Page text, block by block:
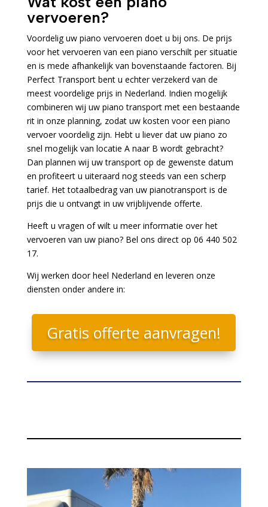
vervoeren?
Voordelig uw piano vervoeren doet u bij ons. De prijs
voor het vervoeren van een piano verschilt per situatie
en is mede afhankelijk van bovenstaande factoren. Bij
Perfect Transport bent u echter verzekerd van de
meest voordelige prijs in Nederland. Indien mogelijk
combineren wij uw piano transport met een bestaande
rit in onze planning, zodat uw kosten voor een piano
vervoer voordelig zijn. Hebt u liever dat uw piano zo
snel mogelijk van locatie A naar B wordt gebracht?
Dan plannen wij uw transport op de gewenste datum
en profiteert u uiteraard nog steeds van een scherp
tarief. Het totaalbedrag van uw pianotransport is de
prijs die u ontvangt in uw vrijblijvende offerte.
Heeft u vragen of wilt u meer informatie over het
vervoeren van uw piano? Bel ons direct op 06 440 502
17.
Wij werken door heel Nederland en leveren onze
diensten onder andere in:
Gratis offerte aanvragen!